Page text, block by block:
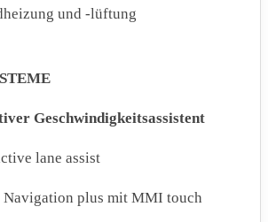
und -lüftung
Geschwindigkeitsassistent
lane assist
plus mit MMI touch